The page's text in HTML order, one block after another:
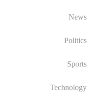
News
Politics
Sports
Technology